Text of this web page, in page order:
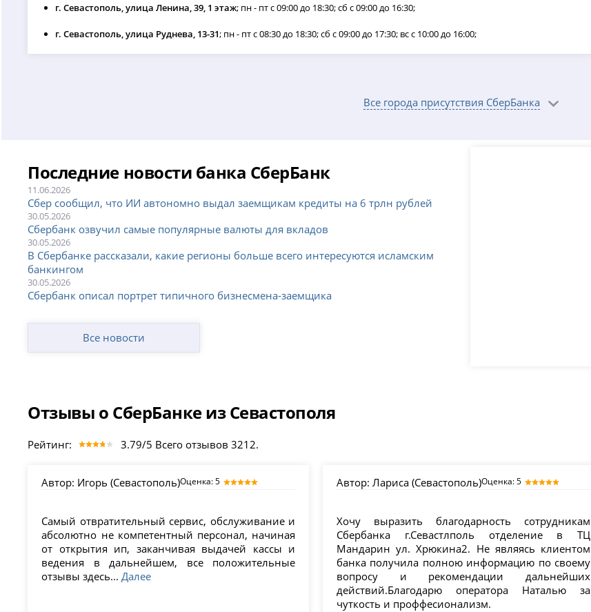
г. Севастополь, улица Ленина, 39, 1 этаж; пн - пт с 09:00 до 18:30; сб с 09:00 до 16:30;
г. Севастополь, улица Руднева, 13-31; пн - пт с 08:30 до 18:30; сб с 09:00 до 17:30; вс с 10:00 до 16:00;
Все города присутствия СберБанка
Последние новости банка СберБанк
11.06.2026
Сбер сообщил, что ИИ автономно выдал заемщикам кредиты на 6 трлн рублей
30.05.2026
Сбербанк озвучил самые популярные валюты для вкладов
30.05.2026
В Сбербанке рассказали, какие регионы больше всего интересуются исламским
банкингом
30.05.2026
Сбербанк описал портрет типичного бизнесмена-заемщика
Все новости
Отзывы о СберБанке из Севастополя
Рейтинг: 3.79/5 Всего отзывов 3212.
Автор: Игорь (Севастополь)Оценка: 5
Самый отвратительный сервис, обслуживание и
абсолютно не компетентный персонал, начиная
от открытия ип, заканчивая выдачей кассы и
ведения в дальнейшем, все положительные
отзывы здесь...Далее
Автор: Лариса (Севастополь)Оценка: 5
Хочу выразить благодарность сотрудникам
Сбербанка г.Севастлполь отделение в ТЦ
Мандарин ул. Хрюкина2. Не являясь клиентом
банка получила полною информацию по своему
вопросу и рекомендации дальнейших
действий.Благодарю оператора Наталью за
чуткость и проффесионализм.